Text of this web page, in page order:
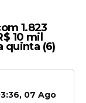
1.823
10 mil
quinta (6)
07 Ago